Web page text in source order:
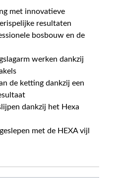
met innovatieve
resultaten
bosbouw en de
werken dankzij
de ketting dankzij een
dankzij het Hexa
met de HEXA vijl